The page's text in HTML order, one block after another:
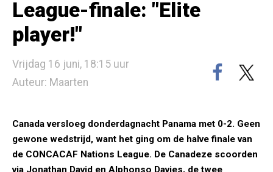
League-finale: "Elite
player!"
Vrijdag 16 juni, 18:15 uur
Auteur: Maarten
Canada versloeg donderdagnacht Panama met 0-2. Geen
gewone wedstrijd, want het ging om de halve finale van
de CONCACAF Nations League. De Canadeze scoorden
via Jonathan David en Alphonso Davies, de twee